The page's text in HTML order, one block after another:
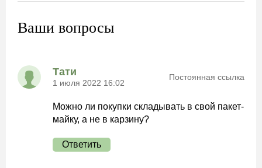
Ваши вопросы
Тати
1 июля 2022 16:02
Постоянная ссылка
Можно ли покупки складывать в свой пакет-
майку, а не в карзину?
Ответить